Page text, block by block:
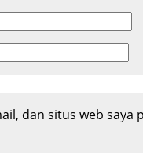
dan situs web